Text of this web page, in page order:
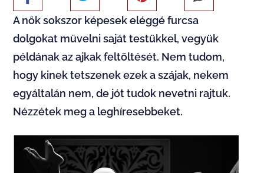
A nők sokszor képesek eléggé furcsa
dolgokat művelni saját testükkel, vegyük
példának az ajkak feltöltését. Nem tudom,
hogy kinek tetszenek ezek a szájak, nekem
egyáltalán nem, de jót tudok nevetni rajtuk.
Nézzétek meg a leghíresebbeket.